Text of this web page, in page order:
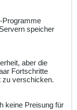
Programme
speicher
aber die
Fortschritte
zu verschicken.
keine Preisung für